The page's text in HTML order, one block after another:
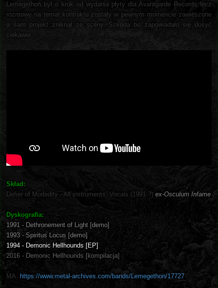
Lemegethon był o krok od wydania płyty dla Avantgarde Records lecz
rozmowy na temat kontraktu zostały w pewnym momencie zawieszone
a sam projekt zniknął ze sceny. Szkoda bo zapowiadało się dosyć
ciekawie.
Skład:
Defier of Morbidity - All instruments, Vocals (1991-?) ex-Osculum Infame
Dyskografia:
1991 - Dethronement of Light [demo]
1993 - Spiritus Locus [demo]
1994 - Demonic Hellhounds [EP]
2016 - Demonic Hellhounds [kompilacja]
MA: https://www.metal-archives.com/bands/Lemegethon/17727